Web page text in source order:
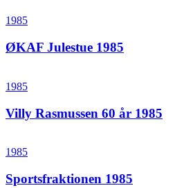
1985
ØKAF Julestue 1985
1985
Villy Rasmussen 60 år 1985
1985
Sportsfraktionen 1985